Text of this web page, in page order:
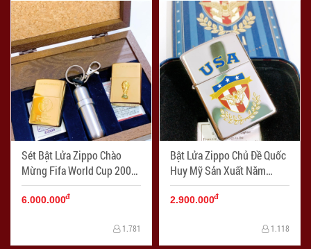
Sét Bật Lửa Zippo Chào
Mừng Fifa World Cup 2002
Sản Xuất năm 1999-2000 -
Mã SP: ZPC04039
6.000.000đ
1.781
Bật Lửa Zippo Chủ Đề Quốc
Huy Mỹ Sản Xuất Năm
1996 - Mã SP: ZPC04041
2.900.000đ
1.118